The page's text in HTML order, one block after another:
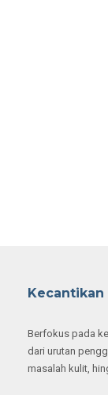
Kecantikan
Berfokus pada
dari urutan
masalah kulit,